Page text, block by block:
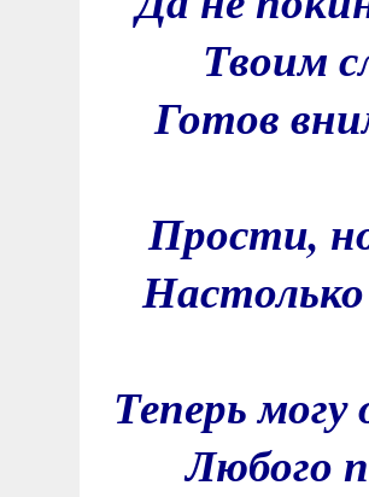
Твоим
Готов
Прости,
Теперь
Любого